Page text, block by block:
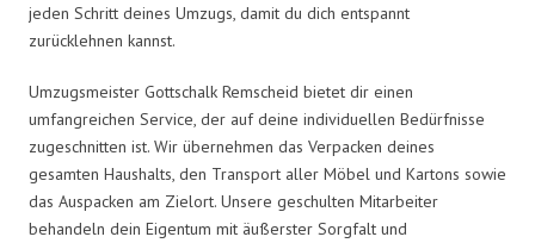
jeden Schritt deines Umzugs, damit du dich entspannt
zurücklehnen kannst.
Umzugsmeister Gottschalk Remscheid bietet dir einen
umfangreichen Service, der auf deine individuellen Bedürfnisse
zugeschnitten ist. Wir übernehmen das Verpacken deines
gesamten Haushalts, den Transport aller Möbel und Kartons sowie
das Auspacken am Zielort. Unsere geschulten Mitarbeiter
behandeln dein Eigentum mit äußerster Sorgfalt und